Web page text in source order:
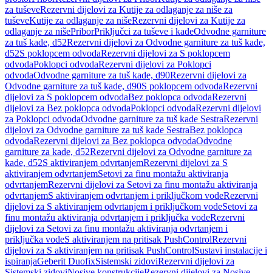
za tuševeRezervni dijelovi za Kutije za odlaganje za niše za
tuševeKutije za odlaganje za nišeRezervni dijelovi za Kutije za
odlaganje za nišePriborPriključci za tuševe i kadeOdvodne garniture
za tuš kade, d52Rezervni dijelovi za Odvodne garniture za tuš kade,
d52S poklopcem odvodaRezervni dijelovi za S poklopcem
odvodaPoklopci odvodaRezervni dijelovi za Poklopci
odvodaOdvodne garniture za tuš kade, d90Rezervni dijelovi za
Odvodne garniture za tuš kade, d90S poklopcem odvodaRezervni
dijelovi za S poklopcem odvodaBez poklopca odvodaRezervni
dijelovi za Bez poklopca odvodaPoklopci odvodaRezervni dijelovi
za Poklopci odvodaOdvodne garniture za tuš kade SestraRezervni
dijelovi za Odvodne garniture za tuš kade SestraBez poklopca
odvodaRezervni dijelovi za Bez poklopca odvodaOdvodne
garniture za kade, d52Rezervni dijelovi za Odvodne garniture za
kade, d52S aktiviranjem odvrtanjemRezervni dijelovi za S
aktiviranjem odvrtanjemSetovi za finu montažu aktiviranja
odvrtanjemRezervni dijelovi za Setovi za finu montažu aktiviranja
odvrtanjemS aktiviranjem odvrtanjem i priključkom vodeRezervni
dijelovi za S aktiviranjem odvrtanjem i priključkom vodeSetovi za
finu montažu aktiviranja odvrtanjem i priključka vodeRezervni
dijelovi za Setovi za finu montažu aktiviranja odvrtanjem i
priključka vodeS aktiviranjem na pritisak PushControlRezervni
dijelovi za S aktiviranjem na pritisak PushControlSustavi instalacije i
ispiranjaGeberit DuofixSistemski zidoviRezervni dijelovi za